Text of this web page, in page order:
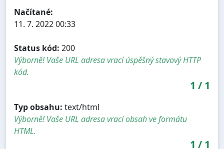
Načítané:
11. 7. 2022 00:33
Status kód: 200
Výborně! Vaše URL adresa vrací úspěšný stavový HTTP
kód.
1 / 1
Typ obsahu: text/html
Výborně! Vaše URL adresa vrací obsah ve formátu
HTML.
1 / 1